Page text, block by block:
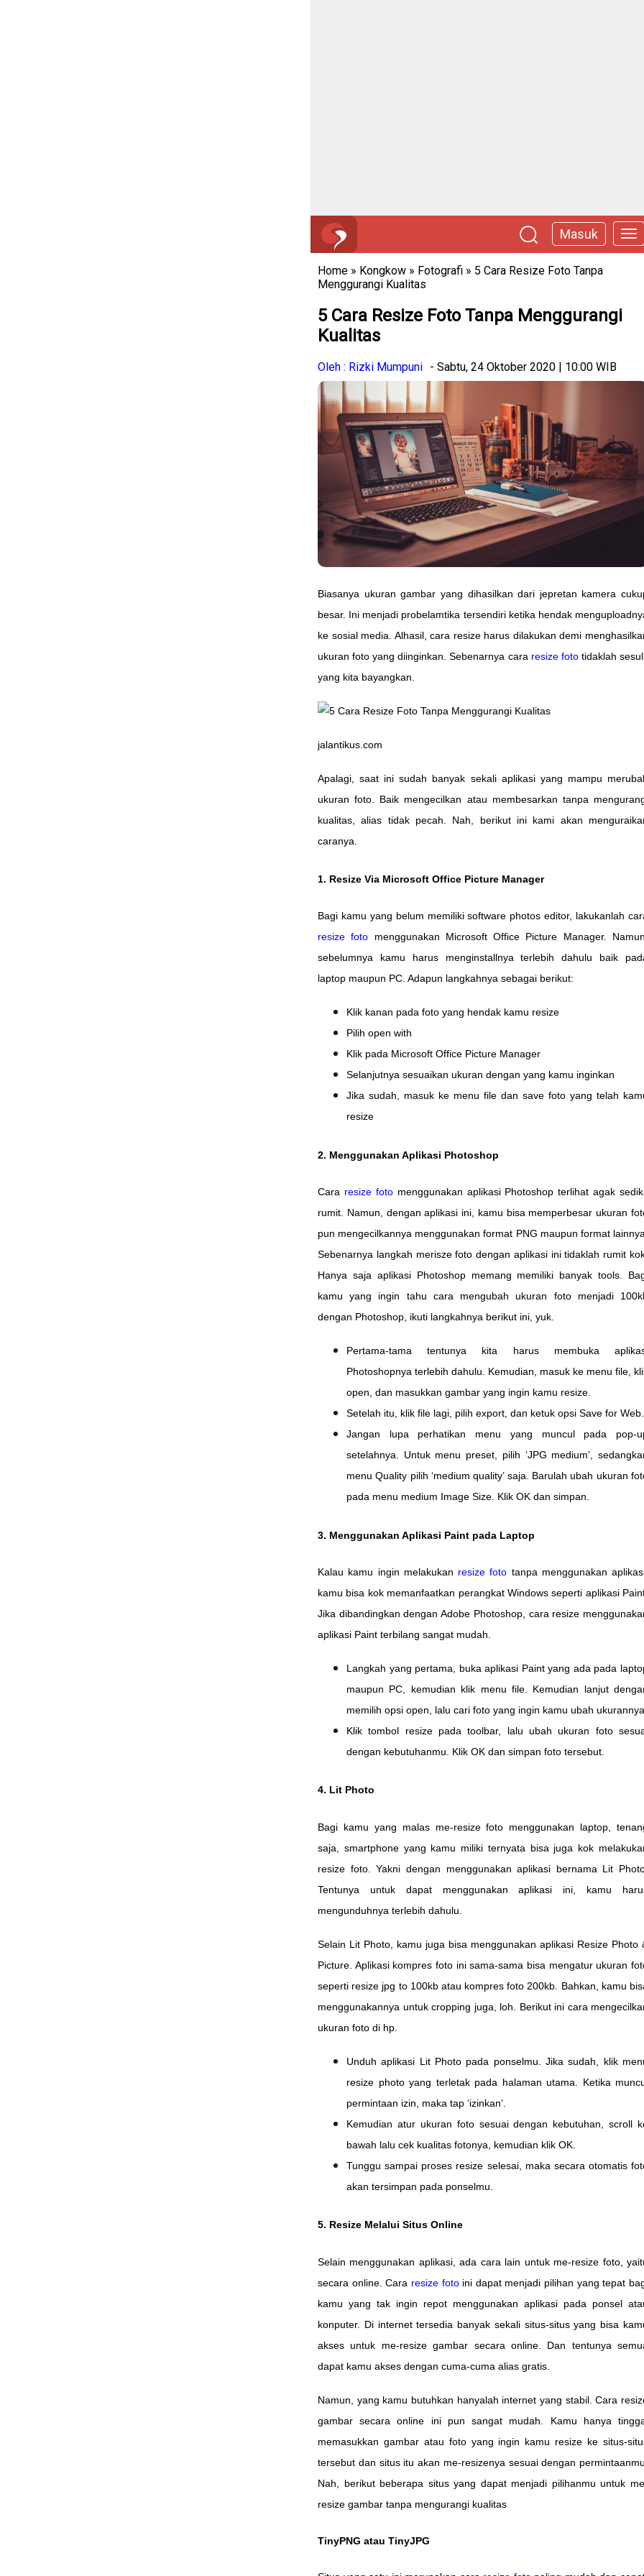
Masuk
Home » Kongkow » Fotografi » 5 Cara Resize Foto Tanpa
Menggurangi Kualitas
5 Cara Resize Foto Tanpa Menggurangi
Kualitas
Oleh : Rizki Mumpuni - Sabtu, 24 Oktober 2020 | 10:00 WIB
Biasanya ukuran gambar yang dihasilkan dari jepretan kamera
besar. Ini menjadi probelamtika tersendiri ketika hendak
ke sosial media. Alhasil, cara resize harus dilakukan demi
ukuran foto yang diinginkan. Sebenarnya cara resize fototidaklah
yang kita bayangkan.
jalantikus.com
Apalagi, saat ini sudah banyak sekali aplikasi yang mampu
ukuran foto. Baik mengecilkan atau membesarkan tanpa
kualitas, alias tidak pecah. Nah, berikut ini kami akan
caranya.
1. Resize Via Microsoft Office Picture Manager
Bagi kamu yang belum memiliki software photos editor, lakukanlah
resize foto menggunakan Microsoft Office Picture Manager.
sebelumnya kamu harus menginstallnya terlebih dahulu baik
laptop maupun PC. Adapun langkahnya sebagai berikut:
Klik kanan pada foto yang hendak kamu resize
Pilih open with
Klik pada Microsoft Office Picture Manager
Selanjutnya sesuaikan ukuran dengan yang kamu inginkan
Jika sudah, masuk ke menu file dan save foto yang telah
resize
2. Menggunakan Aplikasi Photoshop
Cara resize fotomenggunakan aplikasi Photoshop terlihat agak
rumit. Namun, dengan aplikasi ini, kamu bisa memperbesar ukuran
pun mengecilkannya menggunakan format PNG maupun format lainnya.
Sebenarnya langkah merisze foto dengan aplikasi ini tidaklah rumit
Hanya saja aplikasi Photoshop memang memiliki banyak tools.
kamu yang ingin tahu cara mengubah ukuran foto menjadi
dengan Photoshop, ikuti langkahnya berikut ini, yuk.
Pertama-tama tentunya kita harus membuka
Photoshopnya terlebih dahulu. Kemudian, masuk ke menu file,
open, dan masukkan gambar yang ingin kamu resize.
Setelah itu, klik file lagi, pilih export, dan ketuk opsi Save for Web.
Jangan lupa perhatikan menu yang muncul pada pop-
setelahnya. Untuk menu preset, pilih ‘JPG medium’,
menu Quality pilih ‘medium quality’ saja. Barulah ubah ukuran
pada menu medium Image Size. Klik OK dan simpan.
3. Menggunakan Aplikasi Paint pada Laptop
Kalau kamu ingin melakukan resize foto tanpa menggunakan
kamu bisa kok memanfaatkan perangkat Windows seperti aplikasi
Jika dibandingkan dengan Adobe Photoshop, cara resize
aplikasi Paint terbilang sangat mudah.
Langkah yang pertama, buka aplikasi Paint yang ada pada
maupun PC, kemudian klik menu file. Kemudian lanjut
memilih opsi open, lalu cari foto yang ingin kamu ubah ukurannya.
Klik tombol resize pada toolbar, lalu ubah ukuran foto
dengan kebutuhanmu. Klik OK dan simpan foto tersebut.
4. Lit Photo
Bagi kamu yang malas me-resize foto menggunakan laptop,
saja, smartphone yang kamu miliki ternyata bisa juga kok
resize foto. Yakni dengan menggunakan aplikasi bernama Lit
Tentunya untuk dapat menggunakan aplikasi ini, kamu
mengunduhnya terlebih dahulu.
Selain Lit Photo, kamu juga bisa menggunakan aplikasi Resize Photo
Picture. Aplikasi kompres foto ini sama-sama bisa mengatur ukuran
seperti resize jpg to 100kb atau kompres foto 200kb. Bahkan, kamu
menggunakannya untuk cropping juga, loh. Berikut ini cara
ukuran foto di hp.
Unduh aplikasi Lit Photo pada ponselmu. Jika sudah, klik
resize photo yang terletak pada halaman utama. Ketika
permintaan izin, maka tap ‘izinkan’.
Kemudian atur ukuran foto sesuai dengan kebutuhan, scroll
bawah lalu cek kualitas fotonya, kemudian klik OK.
Tunggu sampai proses resize selesai, maka secara otomatis
akan tersimpan pada ponselmu.
5. Resize Melalui Situs Online
Selain menggunakan aplikasi, ada cara lain untuk me-resize foto,
secara online. Cara resize fotoini dapat menjadi pilihan yang tepat
kamu yang tak ingin repot menggunakan aplikasi pada ponsel
konputer. Di internet tersedia banyak sekali situs-situs yang bisa
akses untuk me-resize gambar secara online. Dan tentunya
dapat kamu akses dengan cuma-cuma alias gratis.
Namun, yang kamu butuhkan hanyalah internet yang stabil. Cara
gambar secara online ini pun sangat mudah. Kamu hanya
memasukkan gambar atau foto yang ingin kamu resize ke situs-
tersebut dan situs itu akan me-resizenya sesuai dengan permintaanmu.
Nah, berikut beberapa situs yang dapat menjadi pilihanmu untuk
resize gambar tanpa mengurangi kualitas
TinyPNG atau TinyJPG